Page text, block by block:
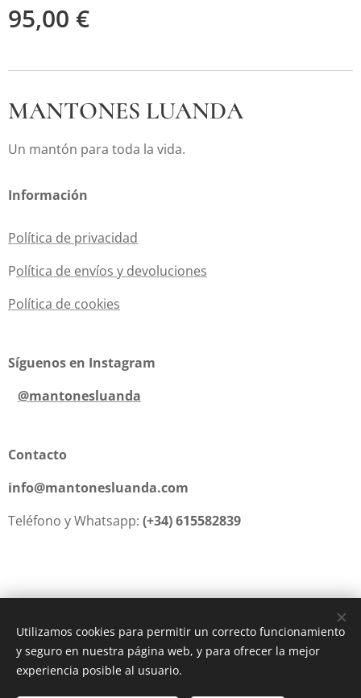
95,00 €
MANTONES LUANDA
Un mantón para toda la vida.
Información
Política de privacidad
Política de envíos y devoluciones
Política de cookies
Síguenos en Instagram
@mantonesluanda
Contacto
info@mantonesluanda.com
Teléfono y Whatsapp: (+34) 615582839
Creado conWebnode Cookies
Utilizamos cookies para permitir un correcto funcionamiento
y seguro en nuestra página web, y para ofrecer la mejor
experiencia posible al usuario.